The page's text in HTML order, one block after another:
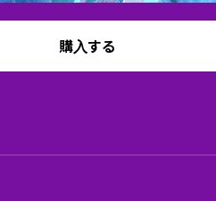
購入する